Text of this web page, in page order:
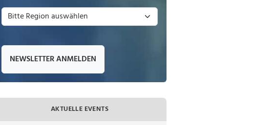
NEWSLETTER ANMELDEN
AKTUELLE EVENTS